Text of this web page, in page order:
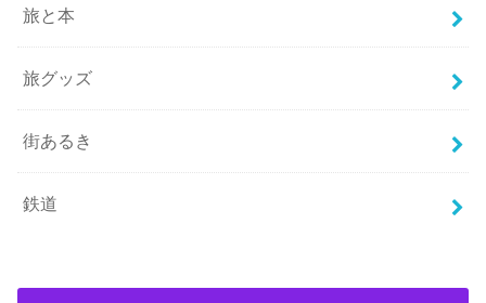
旅と本
旅グッズ
街あるき
鉄道